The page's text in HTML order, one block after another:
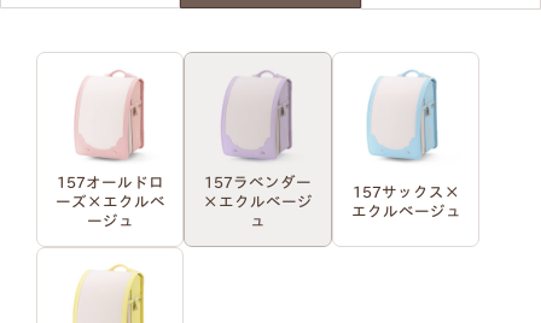
157オールドロ
ーズ×エクルベ
ージュ
157ラベンダー
×エクルベージ
ュ
157サックス×
エクルベージュ
例5）苗字を略称 筆記体 例6）下の名前のみ 筆記体
例1）フルネーム 明朝体 例2）苗字を略称 明朝体
例3）下の名前のみ 明朝体